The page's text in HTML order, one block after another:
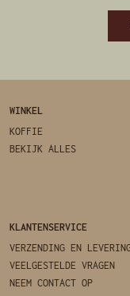
WINKEL
KOFFIE
BEKIJK ALLES
KLANTENSERVICE
VERZENDING EN
VEELGESTELDE VRAGEN
NEEM CONTACT OP